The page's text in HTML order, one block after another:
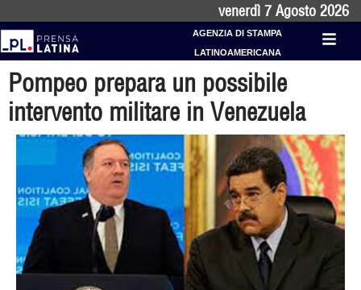
venerdì 7 Agosto 2026
AGENZIA DI STAMPA
LATINOAMERICANA
Pompeo prepara un possibile
intervento militare in Venezuela